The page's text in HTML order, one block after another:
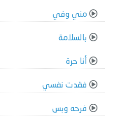
مني وفي
بالسلامة
أنا حرة
فقدت نفسي
فرحه وبس